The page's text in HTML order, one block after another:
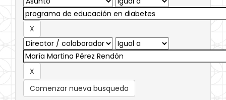
Comenzar nueva busqueda